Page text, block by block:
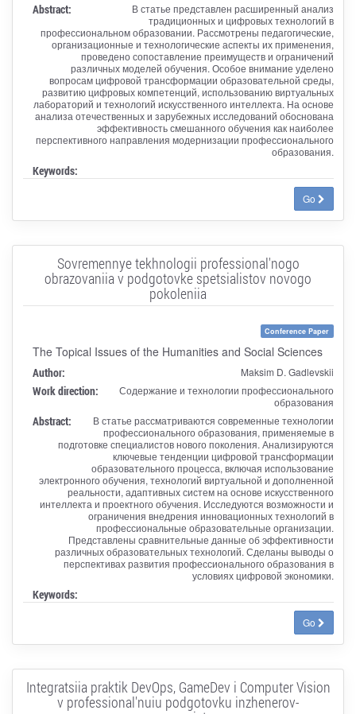
Abstract:
В статье представлен расширенный анализ
традиционных и цифровых технологий в
профессиональном образовании. Рассмотрены педагогические,
организационные и технологические аспекты их применения,
проведено сопоставление преимуществ и ограничений
различных моделей обучения. Особое внимание уделено
вопросам цифровой трансформации образовательной среды,
развитию цифровых компетенций, использованию виртуальных
лабораторий и технологий искусственного интеллекта. На основе
анализа отечественных и зарубежных исследований обоснована
эффективность смешанного обучения как наиболее
перспективного направления модернизации профессионального
образования.
Keywords:
Go
Sovremennye tekhnologii professional'nogo
obrazovaniia v podgotovke spetsialistov novogo
pokoleniia
Conference Paper
The Topical Issues of the Humanities and Social Sciences
Author: Maksim D. Gadlevskii
Work direction:
Содержание и технологии профессионального
образования
Abstract:
В статье рассматриваются современные технологии
профессионального образования, применяемые в
подготовке специалистов нового поколения. Анализируются
ключевые тенденции цифровой трансформации
образовательного процесса, включая использование
электронного обучения, технологий виртуальной и дополненной
реальности, адаптивных систем на основе искусственного
интеллекта и проектного обучения. Исследуются возможности и
ограничения внедрения инновационных технологий в
профессиональные образовательные организации.
Представлены сравнительные данные об эффективности
различных образовательных технологий. Сделаны выводы о
перспективах развития профессионального образования в
условиях цифровой экономики.
Keywords:
Go
Integratsiia praktik DevOps, GameDev i Computer Vision
v professional'nuiu podgotovku inzhenerov-